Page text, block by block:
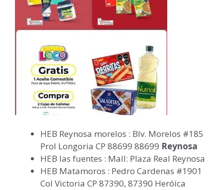
HEB Reynosa morelos : Blv. Morelos #185
Prol Longoria CP 88699 88699 Reynosa
HEB las fuentes : Mall: Plaza Real Reynosa
HEB Matamoros : Pedro Cardenas #1901
Col Victoria CP 87390, 87390 Heróica